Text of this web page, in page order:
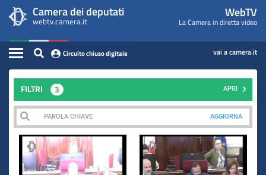
contenuto
principale
WebTV
Camera
dei
Deputati
menu
di
navigazione
Camera dei deputati
webtv.camera.it
WebTV
La Camera in diretta video
Home
Assemblea
Presidente
Commissioni
Eventi
Conferenze Stampa
Cerca
Circuito chiuso digitale vai a camera.it
Contenuto
FILTRI 3 APRI
AGGIORNA